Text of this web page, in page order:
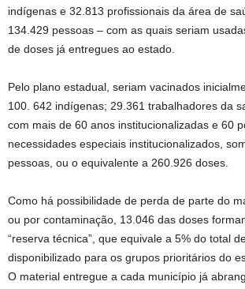
indígenas e 32.813 profissionais da área de
134.429 pessoas – com as quais seriam
de doses já entregues ao estado.
Pelo plano estadual, seriam vacinados
100. 642 indígenas; 29.361 trabalhadores da
com mais de 60 anos institucionalizadas e 60
necessidades especiais institucionalizados,
pessoas, ou o equivalente a 260.926 doses.
Como há possibilidade de perda de parte do
ou por contaminação, 13.046 das doses
“reserva técnica”, que equivale a 5% do total
disponibilizado para os grupos prioritários do
O material entregue a cada município já